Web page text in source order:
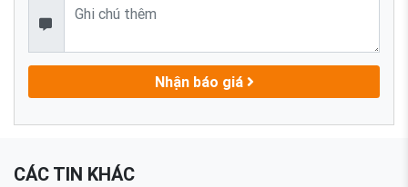
Nhận báo giá
CÁC TIN KHÁC